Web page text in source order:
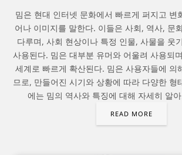
밈은 현대 인터넷 문화에서 빠르게 퍼지고 변
어나 이미지를 말한다. 이들은 사회, 역사, 문
다루며, 사회 현상이나 특정 인물, 사물을 웃
사용된다. 밈은 대부분 유머와 어울려 사용되
세계로 빠르게 확산된다. 밈은 사용자들에 의
므로, 만들어진 시기와 상황에 따라 다양한 형
에는 밈의 역사와 특징에 대해 자세히 알
READ MORE